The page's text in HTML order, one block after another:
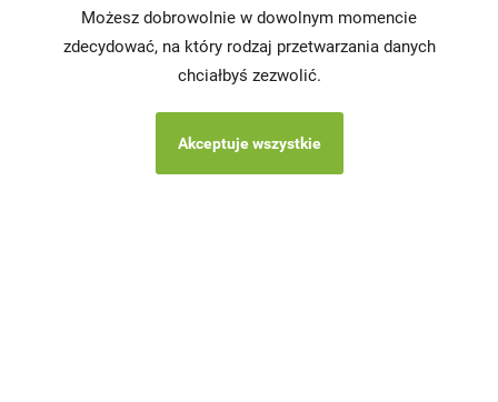
Butelkomaty
Możesz dobrowolnie w dowolnym momencie
zdecydować, na który rodzaj przetwarzania danych
chciałbyś zezwolić.
Akceptuje wszystkie